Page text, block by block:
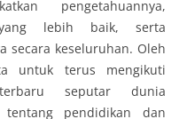
pengetahuannya,
lebih baik, serta
secara keseluruhan. Oleh
untuk terus mengikuti
seputar dunia
pendidikan dan